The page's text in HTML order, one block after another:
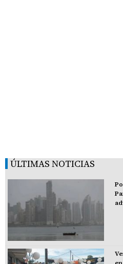
ÚLTIMAS NOTICIAS